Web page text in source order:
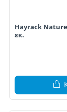
Hayrack
εκ.